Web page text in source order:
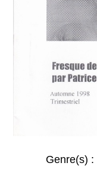
Genre(s) :